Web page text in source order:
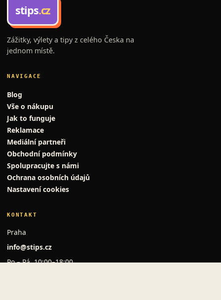
stips.cz
Zážitky, výlety a tipy z celého Česka na
jednom místě.
NAVIGACE
Blog
Vše o nákupu
Jak to funguje
Reklamace
Mediální partneři
Obchodní podmínky
Spolupracujte s námi
Ochrana osobních údajů
Nastavení cookies
KONTAKT
Praha
info@stips.cz
Po – Pá, 10:00–18:00